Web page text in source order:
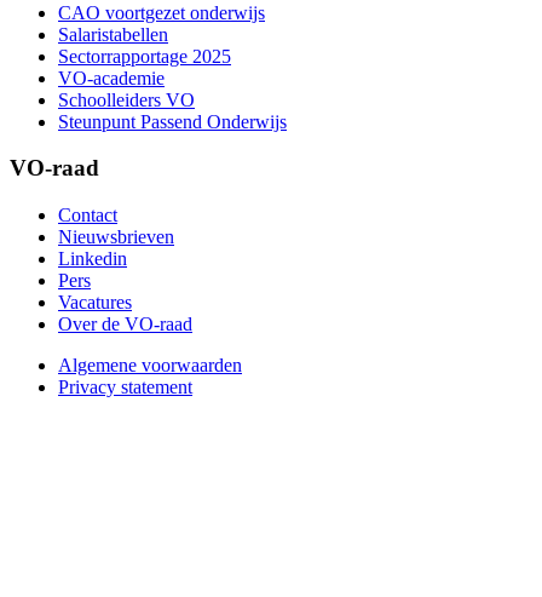
CAO voortgezet onderwijs
Salaristabellen
Sectorrapportage 2025
VO-academie
Schoolleiders VO
Steunpunt Passend Onderwijs
VO-raad
Contact
Nieuwsbrieven
Linkedin
Pers
Vacatures
Over de VO-raad
Algemene voorwaarden
Privacy statement